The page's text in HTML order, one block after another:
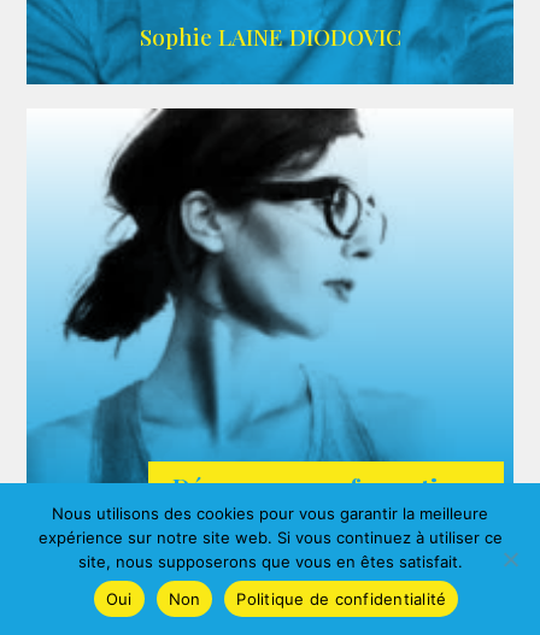
WIKIPEDIA
Sophie LAINE DIODOVIC
ARDA
Agnes ALBERNY
Découvrez nos formations
Nous utilisons des cookies pour vous garantir la meilleure
expérience sur notre site web. Si vous continuez à utiliser ce
site, nous supposerons que vous en êtes satisfait.
Oui
Non Politique de confidentialité